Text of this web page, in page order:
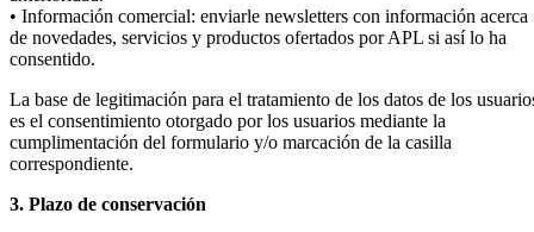
• Información comercial: enviarle newsletters con información acerca
de novedades, servicios y productos ofertados por APL si así lo ha
consentido.
La base de legitimación para el tratamiento de los datos de los
es el consentimiento otorgado por los usuarios mediante la
cumplimentación del formulario y/o marcación de la casilla
correspondiente.
3. Plazo de conservación